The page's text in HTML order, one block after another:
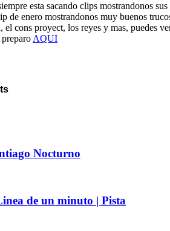
esta sacando clips mostrandonos sus
de enero mostrandonos muy buenos
el cons proyect, los reyes y mas, puedes
AQUI
Nocturno
de un minuto | Pista